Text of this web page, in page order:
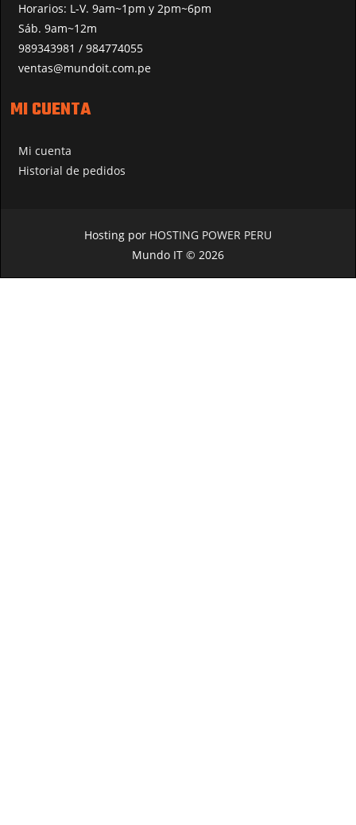
Horarios: L-V. 9am~1pm y 2pm~6pm
Sáb. 9am~12m
989343981 / 984774055
ventas@mundoit.com.pe
MI CUENTA
Mi cuenta
Historial de pedidos
Hosting por HOSTING POWER PERU
Mundo IT © 2026